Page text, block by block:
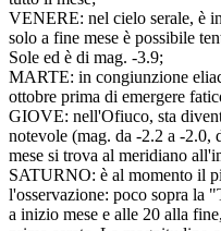
VENERE: nel cielo serale, è
solo a fine mese è possibile
Sole ed è di mag. -3.9;
MARTE: in congiunzione
ottobre prima di emergere
GIOVE: nell'Ofiuco, sta
notevole (mag. da -2.2 a -
mese si trova al meridiano
SATURNO: è al momento il
l'osservazione: poco sopra la
a inizio mese e alle 20 alla